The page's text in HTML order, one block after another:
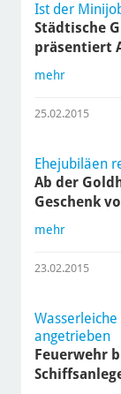
Ist der
Städtische
präsentiert
mehr
25.02.2015
Ehejubiläen
Ab der
Geschenk
mehr
23.02.2015
angetrieben
Feuerwehr